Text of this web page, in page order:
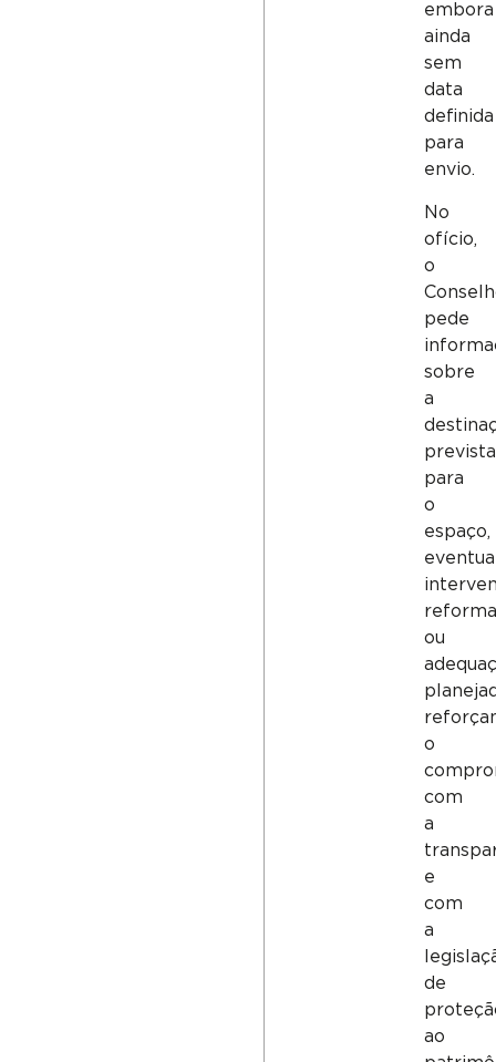
embora
ainda
sem
data
definida
para
envio.
No
ofício,
o
pede
sobre
a
prevista
para
o
espaço,
ou
o
com
a
e
com
a
de
ao